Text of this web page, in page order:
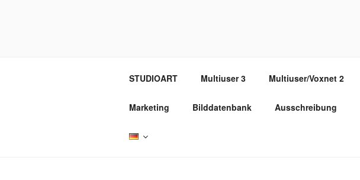
STUDIOART Multiuser 3 Multiuser/Voxnet 2
Marketing Bilddatenbank Ausschreibung